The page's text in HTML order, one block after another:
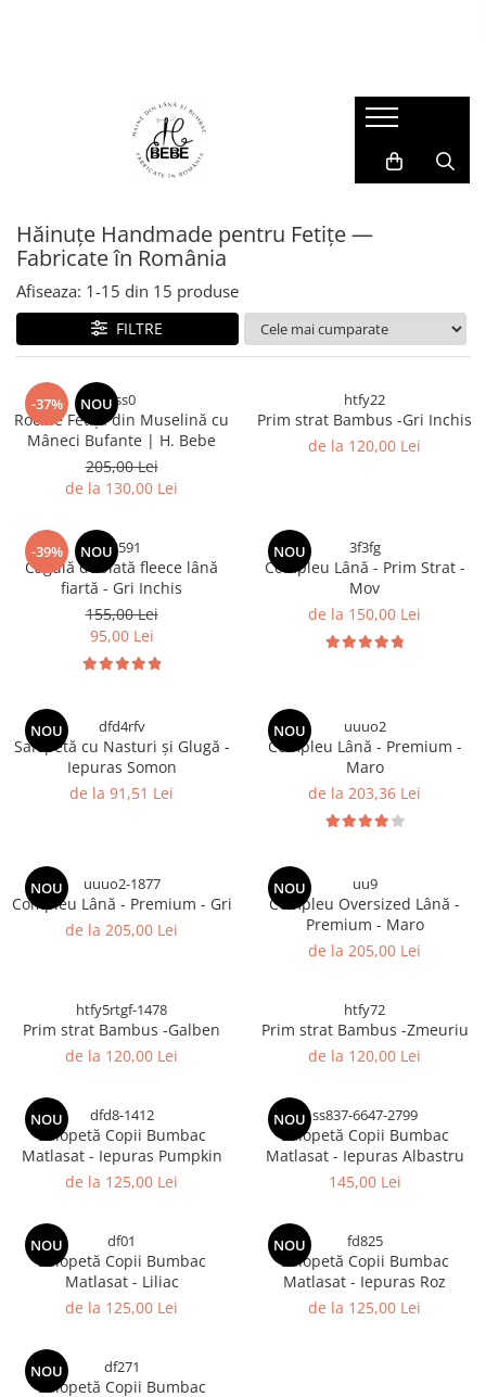
Muselina pentru copii
Set mama - copil
Hanorace din Lana
Compleuri din Lână
Salopete din Lână
Salopete Impermeabile
Salopete din Bumbac
Cagule si Manuși Lână
Hăinuțe Handmade pentru Fetițe —
Fabricate în România
Afiseaza: 1-15 din 15 produse
FILTRE
-37% NOUsss0
Rochie Fetița din Muselină cu
Mâneci Bufante | H. Bebe
205,00 Lei
de la 130,00 Lei
htfy22
Prim strat Bambus -Gri Inchis
de la 120,00 Lei
-39% NOUC2591
Cagulă dublată fleece lână
fiartă - Gri Inchis
155,00 Lei
95,00 Lei
NOU 3f3fg
Compleu Lână - Prim Strat -
Mov
de la 150,00 Lei
NOU dfd4rfv
Salopetă cu Nasturi și Glugă -
Iepuras Somon
de la 91,51 Lei
NOU uuuo2
Compleu Lână - Premium -
Maro
de la 203,36 Lei
NOU uuuo2-1877
Compleu Lână - Premium - Gri
de la 205,00 Lei
NOU uu9
Compleu Oversized Lână -
Premium - Maro
de la 205,00 Lei
htfy5rtgf-1478
Prim strat Bambus -Galben
de la 120,00 Lei
htfy72
Prim strat Bambus -Zmeuriu
de la 120,00 Lei
NOU dfd8-1412
Salopetă Copii Bumbac
Matlasat - Iepuras Pumpkin
de la 125,00 Lei
NOU ss837-6647-2799
Salopetă Copii Bumbac
Matlasat - Iepuras Albastru
145,00 Lei
NOU df01
Salopetă Copii Bumbac
Matlasat - Liliac
de la 125,00 Lei
NOU fd825
Salopetă Copii Bumbac
Matlasat - Iepuras Roz
de la 125,00 Lei
NOU df271
Salopetă Copii Bumbac